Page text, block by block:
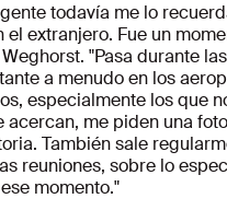
todavía me lo
el extranjero. Fue un
"Pasa durante las
a menudo en los
especialmente los que
acercan, me piden una
También sale
reuniones, sobre lo
momento."